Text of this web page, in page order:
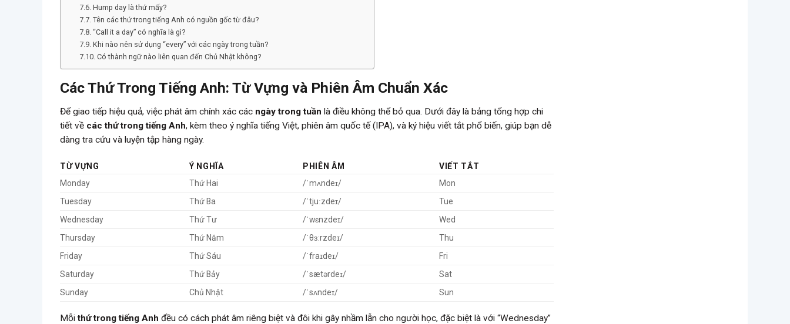
Hump day là thứ mấy?
Tên các thứ trong tiếng Anh có nguồn gốc từ đâu?
“Call it a day” có nghĩa là gì?
Khi nào nên sử dụng “every” với các ngày trong tuần?
Có thành ngữ nào liên quan đến Chủ Nhật không?
Các Thứ Trong Tiếng Anh: Từ Vựng và Phiên Âm Chuẩn Xác
Để giao tiếp hiệu quả, việc phát âm chính xác các ngày trong tuần là điều không thể bỏ qua. Dưới đây là bảng tổng hợp chi
tiết về các thứ trong tiếng Anh, kèm theo ý nghĩa tiếng Việt, phiên âm quốc tế (IPA), và ký hiệu viết tắt phổ biến, giúp bạn dễ
dàng tra cứu và luyện tập hàng ngày.
TỪ VỰNG Ý NGHĨA PHIÊN ÂM
VIẾT TẮT
Monday
Thứ Hai /ˈmʌndeɪ/
Mon
Tuesday
Thứ Ba /ˈtjuːzdeɪ/
Tue
Wednesday
Thứ Tư /ˈwɛnzdeɪ/
Wed
Thursday
Thứ Năm /ˈθɜːrzdeɪ/
Thu
Friday
Thứ Sáu /ˈfraɪdeɪ/
Fri
Saturday
Thứ Bảy /ˈsætərdeɪ/
Sat
Sunday
Chủ Nhật /ˈsʌndeɪ/ Sun
Mỗithứ trong tiếng Anh đều có cách phát âm riêng biệt và đôi khi gây nhầm lẫn cho người học, đặc biệt là với “Wednesday”